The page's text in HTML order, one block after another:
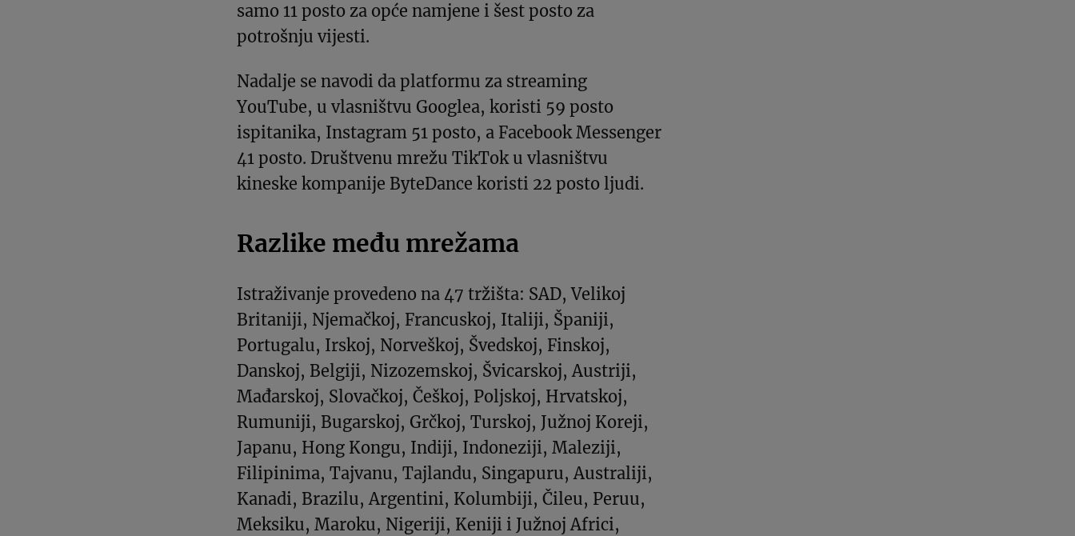
samo 11 posto za opće namjene i šest posto za
potrošnju vijesti.
Nadalje se navodi da platformu za streaming
YouTube, u vlasništvu Googlea, koristi 59 posto
ispitanika, Instagram 51 posto, a Facebook Messenger
41 posto. Društvenu mrežu TikTok u vlasništvu
kineske kompanije ByteDance koristi 22 posto ljudi.
Razlike među mrežama
Istraživanje provedeno na 47 tržišta: SAD, Velikoj
Britaniji, Njemačkoj, Francuskoj, Italiji, Španiji,
Portugalu, Irskoj, Norveškoj, Švedskoj, Finskoj,
Danskoj, Belgiji, Nizozemskoj, Švicarskoj, Austriji,
Mađarskoj, Slovačkoj, Češkoj, Poljskoj, Hrvatskoj,
Rumuniji, Bugarskoj, Grčkoj, Turskoj, Južnoj Koreji,
Japanu, Hong Kongu, Indiji, Indoneziji, Maleziji,
Filipinima, Tajvanu, Tajlandu, Singapuru, Australiji,
Kanadi, Brazilu, Argentini, Kolumbiji, Čileu, Peruu,
Meksiku, Maroku, Nigeriji, Keniji i Južnoj Africi,